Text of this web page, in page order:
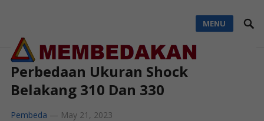
MENU
Perbedaan Ukuran Shock
Belakang 310 Dan 330
Pembeda — May 21, 2023